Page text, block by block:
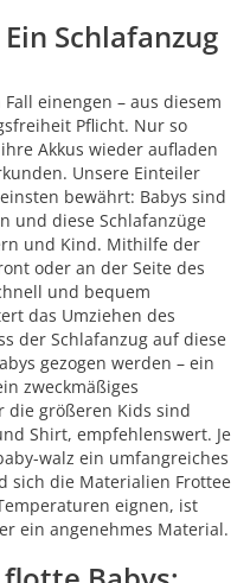
Schlafanzug
einengen – aus diesem
Pflicht. Nur so
Akkus wieder aufladen
Unsere Einteiler
bewährt: Babys sind
und diese Schlafanzüge
und Kind. Mithilfe der
oder an der Seite des
und bequem
das Umziehen des
der Schlafanzug auf diese
gezogen werden – ein
zweckmäßiges
die größeren Kids sind
Shirt, empfehlenswert. Je
walz ein umfangreiches
sich die Materialien Frottee
eignen, ist
ein angenehmes Material.